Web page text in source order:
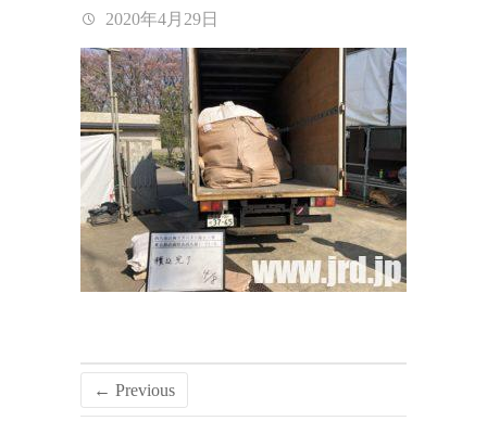
2020年4月29日
← Previous